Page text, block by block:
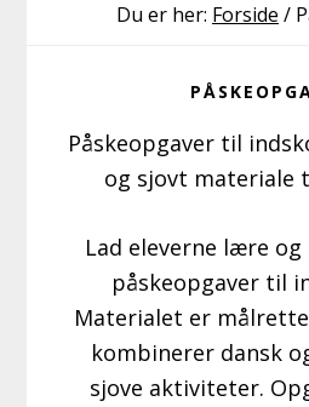
Du er her: Forside /
Påskeopgaver til
og sjovt materiale
Lad eleverne lære og
påskeopgaver til
Materialet er
kombinerer dansk
sjove aktiviteter.